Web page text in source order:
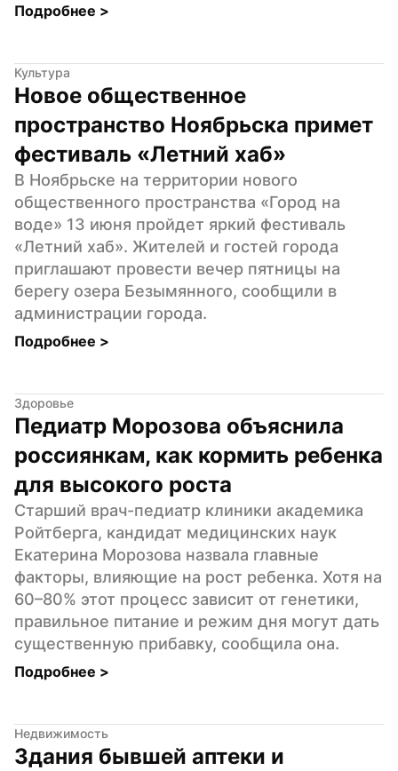
Подробнее >
Культура
Новое общественное
пространство Ноябрьска примет
фестиваль «Летний хаб»
В Ноябрьске на территории нового
общественного пространства «Город на
воде» 13 июня пройдет яркий фестиваль
«Летний хаб». Жителей и гостей города
приглашают провести вечер пятницы на
берегу озера Безымянного, сообщили в
администрации города.
Подробнее >
Здоровье
Педиатр Морозова объяснила
россиянкам, как кормить ребенка
для высокого роста
Старший врач-педиатр клиники академика
Ройтберга, кандидат медицинских наук
Екатерина Морозова назвала главные
факторы, влияющие на рост ребенка. Хотя на
60–80% этот процесс зависит от генетики,
правильное питание и режим дня могут дать
существенную прибавку, сообщила она.
Подробнее >
Недвижимость
Здания бывшей аптеки и